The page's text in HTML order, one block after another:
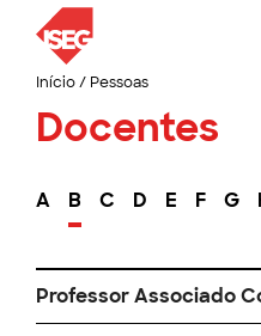
Início/ Pessoas
Docentes
A B C D E F G
Professor Associado